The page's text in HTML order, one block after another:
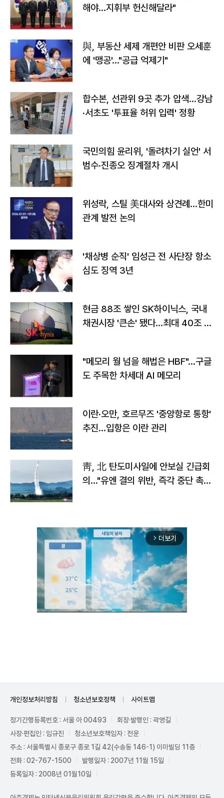
해야…지휘부 헌신해달라"
與, 부동산 세제 개편안 비판 오세훈
에 '맹공'…"공급 억제기"
합수본, 선관위 9곳 추가 압색…강남
·서초도 '투표율 허위 입력' 정황
국민의힘 윤리위, '돌려차기 실언' 서
범수·진종오 징계절차 개시
위성락, 스틸 美대사와 상견례…한미
관계 발전 논의
'채상병 순직' 임성근 전 사단장 항소
심도 징역 3년
현금 88조 쌓인 SK하이닉스, 국내
채권시장 '큰손' 됐다…최대 40조 투
"메모리 월 넘을 해법은 HBF"…구글
도 주목한 차세대 AI 메모리
이란·오만, 호르무즈 '중앙항로 통항'
추진…입항은 이란 관리
靑, 北 탄도미사일에 안보실 긴급회
의…"유엔 결의 위반, 즉각 중단 촉
arrow_forward_ios 더보기
개인정보처리방침 청소년보호정책 사이트맵
정기간행등록번호 : 서울 아 00493
회장·발행인 : 곽영길
사장·편집인 : 임규진
청소년보호책임자 : 전운
주소 : 서울특별시 종로구 종로 1길 42(수송동 146-1) 이마빌딩 11층
전화 : 02-767-1500
발행일자 : 2007년 11월 15일
등록일자 : 2008년 01월10일